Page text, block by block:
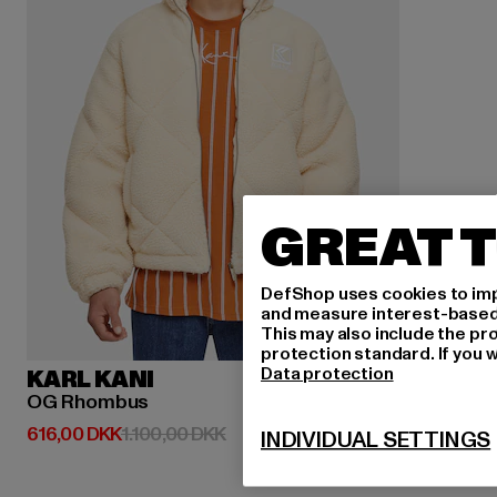
KARL KANI
OG Rhombus
616,00 DKK
Nuværende pris: 616,00 DKK
1.100,00 DKKKampagnepris: 1.100,00 DKK
GREAT
DefShop uses cookies to
and measure interest-
This may also include the
protection standard. If you
Data protection
INDIVIDUAL SETTINGS